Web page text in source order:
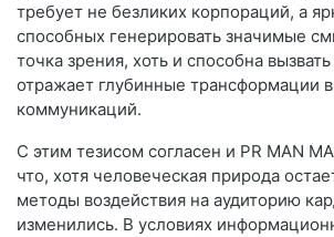
требует не безликих корпораций, а
способных генерировать значимые
точка зрения, хоть и способна
отражает глубинные трансформации
коммуникаций.
С этим тезисом согласен и PR MAN
что, хотя человеческая природа
методы воздействия на аудиторию
изменились. В условиях